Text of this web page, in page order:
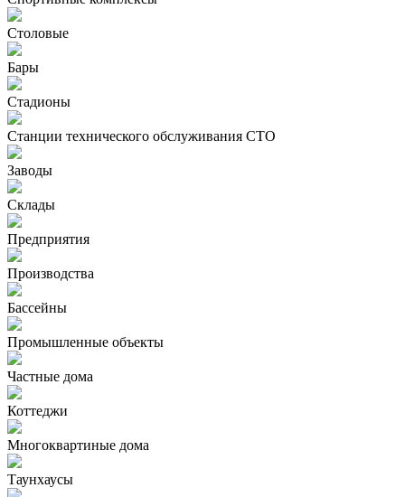
Столовые
Бары
Стадионы
Станции технического обслуживания СТО
Заводы
Склады
Предприятия
Производства
Бассейны
Промышленные объекты
Частные дома
Коттеджи
Многоквартиные дома
Таунхаусы